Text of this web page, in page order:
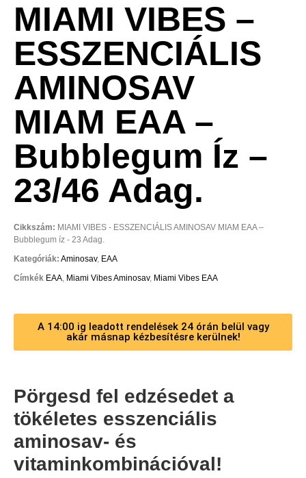
MIAMI VIBES –
ESSZENCIÁLIS
AMINOSAV
MIAM EAA –
Bubblegum Íz –
23/46 Adag.
Cikkszám: MIAMI VIBES - ESSZENCIÁLIS AMINOSAV MIAM EAA –
Bubblegum íz - 23 Adag.
Kategóriák: Aminosav, EAA
Címkék EAA, Miami Vibes Aminosav, Miami Vibes EAA
A 14:00 ig leadott rendelések 24 órán belül vagy
akár másnap kézbesítésre kerülnek!
Pörgesd fel edzésedet a
tökéletes esszenciális
aminosav- és
vitaminkombinációval!